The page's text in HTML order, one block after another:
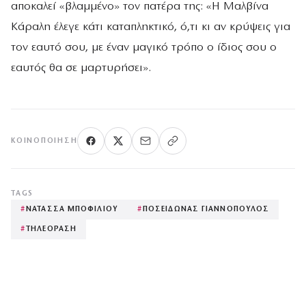
αποκαλεί «βλαμμένο» τον πατέρα της: «Η Μαλβίνα
Κάραλη έλεγε κάτι καταπληκτικό, ό,τι κι αν κρύψεις για
τον εαυτό σου, με έναν μαγικό τρόπο ο ίδιος σου ο
εαυτός θα σε μαρτυρήσει».
ΚΟΙΝΟΠΟΊΗΣΗ
TAGS
# ΝΑΤΑΣΣΑ ΜΠΟΦΙΛΙΟΥ # ΠΟΣΕΙΔΩΝΑΣ ΓΙΑΝΝΟΠΟΥΛΟΣ
# ΤΗΛΕΟΡΑΣΗ